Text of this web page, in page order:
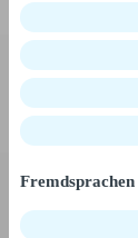
Fremdsprachen